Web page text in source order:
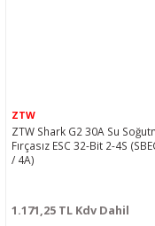
ZTW
ZTW Shark G2 30A Su
Fırçasız ESC 32-Bit 2-4S
/ 4A)
1.171,25 TL Kdv Dahil